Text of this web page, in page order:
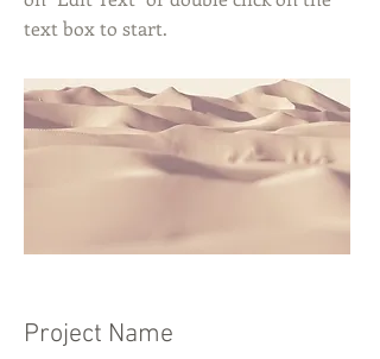
text box to start.
Project Name